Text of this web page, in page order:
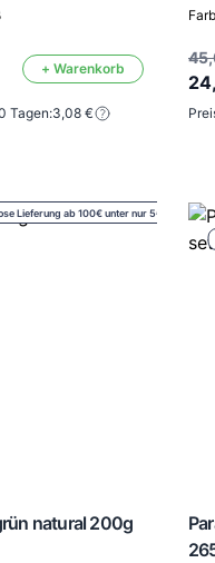
+ Warenkorb
Tagen:3,08 €
Lieferung ab 100€ unter nur 5€
natural 200g